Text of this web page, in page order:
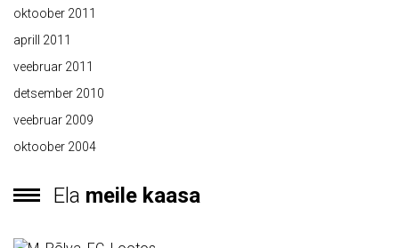
oktoober 2011
aprill 2011
veebruar 2011
detsember 2010
veebruar 2009
oktoober 2004
Ela meile kaasa